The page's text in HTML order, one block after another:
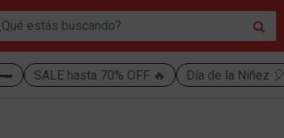
SALE hasta 70% OFF 🔥 Día de la Niñez 🎈